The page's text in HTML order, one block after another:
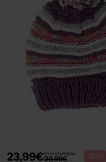
23,99€Prix boutique :
29,99€ -20%